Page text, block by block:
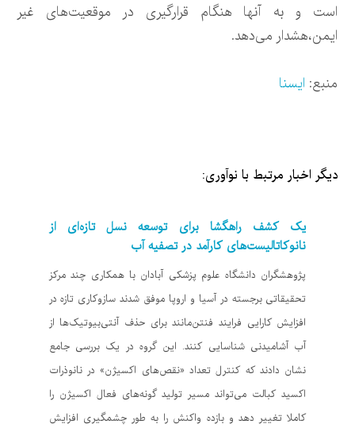
است و به آنها هنگام قرارگیری در موقعیت‌های غیر
ایمن،هشدار می‌دهد.
منبع: ایسنا
دیگر اخبار مرتبط با نوآوری:
یک کشف راهگشا برای توسعه نسل تازه‌ای از
نانوکاتالیست‌های کارآمد در تصفیه آب
پژوهشگران دانشگاه علوم پزشکی آبادان با همکاری چند مرکز
تحقیقاتی برجسته در آسیا و اروپا موفق شدند سازوکاری تازه در
افزایش کارایی فرایند فنتن‌مانند برای حذف آنتی‌بیوتیک‌ها از
آب آشامیدنی شناسایی کنند. این گروه در یک بررسی جامع
نشان دادند که کنترل تعداد «نقص‌های اکسیژن» در نانوذرات
اکسید کبالت می‌تواند مسیر تولید گونه‌های فعال اکسیژن را
کاملا تغییر دهد و بازده واکنش را به طور چشمگیری افزایش